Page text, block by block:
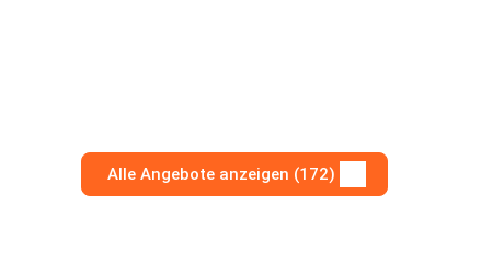
Alle Angebote anzeigen (172)